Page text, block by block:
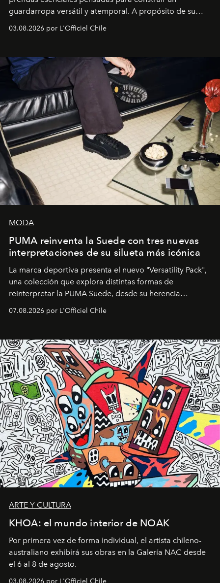
guardarropa versátil y atemporal. A propósito de su
la asesora creativa y jefa de diseño global de la marca
y la filosofía detrás de la propuesta.
03.08.2026 por L'Officiel Chile
MODA
PUMA reinventa la Suede con tres nuevas
interpretaciones de su silueta más icónica
La marca deportiva presenta el nuevo "Versatility Pack",
una colección que explora distintas formas de
reinterpretar la PUMA Suede, desde su herencia
diseño y el universo outdoor.
07.08.2026 por L'Officiel Chile
ARTE Y CULTURA
KHOA: el mundo interior de NOAK
Por primera vez de forma individual, el artista chileno-
australiano exhibirá sus obras en la Galería NAC desde
el 6 al 8 de agosto.
03.08.2026 por L'Officiel Chile